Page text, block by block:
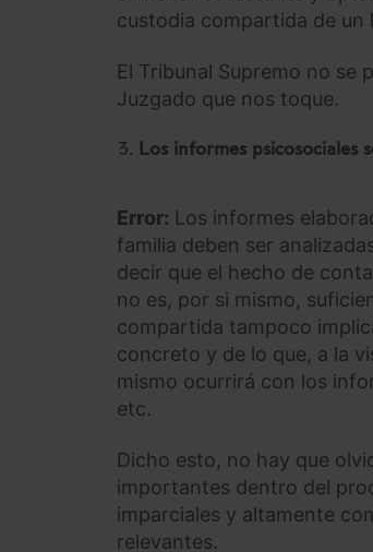
custodia compartida de un
El Tribunal Supremo no se
Juzgado que nos toque.
Los informes psicosociales
Error: Los informes
familia deben ser
decir que el hecho de
no es, por si mismo,
compartida tampoco
concreto y de lo que, a la
mismo ocurrirá con los
etc.
Dicho esto, no hay que
importantes dentro del
imparciales y altamente
relevantes.